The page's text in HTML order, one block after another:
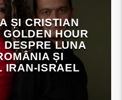
ȘI CRISTIAN
HOUR
DESPRE LUNA
ȘI
IRAN-ISRAEL